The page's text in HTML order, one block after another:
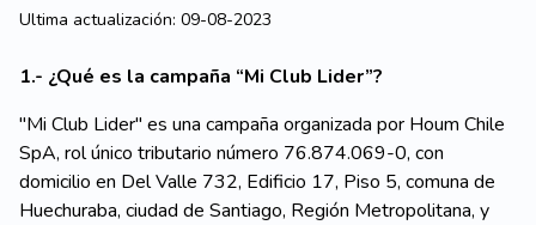
Ultima actualización: 09-08-2023
1.- ¿Qué es la campaña “Mi Club Lider”?
"Mi Club Lider" es una campaña organizada por Houm Chile
SpA, rol único tributario número 76.874.069-0, con
domicilio en Del Valle 732, Edificio 17, Piso 5, comuna de
Huechuraba, ciudad de Santiago, Región Metropolitana, y